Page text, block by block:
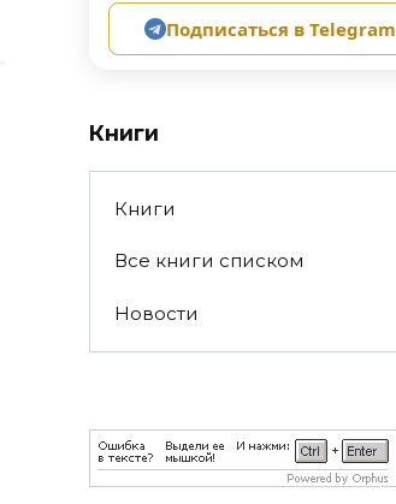
Подписаться в Telegram
Книги
Книги
Все книги списком
Новости